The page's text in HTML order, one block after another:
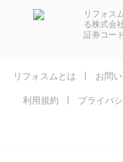
リフォス
る株式会
証券コー
リフォスムとは お問
利用規約 プライバ